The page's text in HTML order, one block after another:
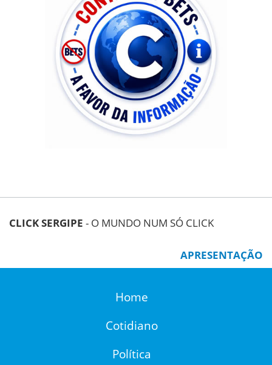
CLICK SERGIPE - O MUNDO NUM SÓ CLICK
APRESENTAÇÃO
Home
Cotidiano
Política